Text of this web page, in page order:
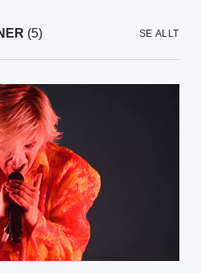
(5) SE ALLT